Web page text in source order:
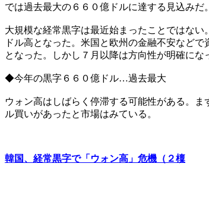
では過去最大の６６０億ドルに達する見込みだ。
大規模な経常黒字は最近始まったことではな
ドル高となった。米国と欧州の金融不安など
となった。しかし７月以降は方向性が明確に
◆今年の黒字６６０億ドル…過去最大
ウォン高はしばらく停滞する可能性がある。
ル買いがあったと市場はみている。
韓国、経常黒字で「ウォン高」危機（２檁